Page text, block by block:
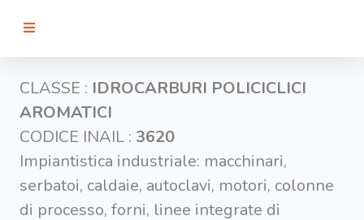
Agenti
Lavorazioni
CLASSE : IDROCARBURI POLICICLICI
AROMATICI
CODICE INAIL : 3620
Impiantistica industriale: macchinari,
serbatoi, caldaie, autoclavi, motori, colonne
di processo, forni, linee integrate di